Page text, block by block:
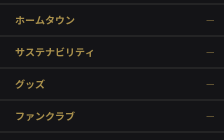
ホームタウン
サステナビリティ
グッズ
ファンクラブ